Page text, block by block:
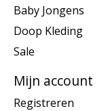
Baby Jongens
Doop Kleding
Sale
Mijn account
Registreren